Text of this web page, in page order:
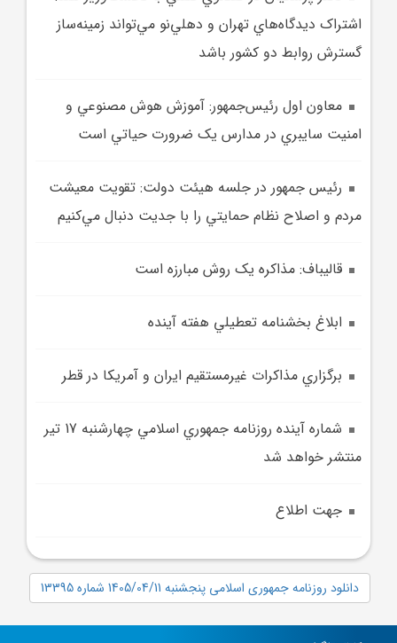
اشتراک ديدگاه‌هاي تهران و دهلي‌نو مي‌تواند زمينه‌ساز
گسترش روابط دو کشور باشد
معاون اول رئيس‌جمهور: آموزش هوش مصنوعي و
امنيت سايبري در مدارس يک ضرورت حياتي است
رئيس جمهور در جلسه هيئت دولت: تقويت معيشت
مردم و اصلاح نظام حمايتي را با جديت دنبال مي‌کنيم
قاليباف: مذاکره يک روش مبارزه است
ابلاغ بخشنامه تعطيلي هفته آينده
برگزاري مذاکرات غيرمستقيم ايران و آمريکا در قطر
شماره آينده روزنامه جمهوري اسلامي چهارشنبه 17 تير
منتشر خواهد شد
جهت اطلاع
دانلود روزنامه جمهوری اسلامی پنجشنبه 1405/04/11 شماره 13395